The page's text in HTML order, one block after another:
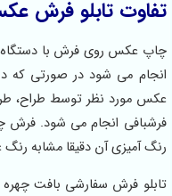
تابلو فرش
عکس روی فرش با دستگاه
می شود در صورتی که
مورد نظر توسط طراح،
انجام می شود. فرش
آمیزی آن دقیقا مشابه
فرش سفارشی بافت چهره